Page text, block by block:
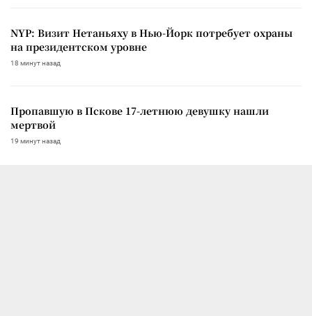
NYP: Визит Нетаньяху в Нью-Йорк потребует охраны
на президентском уровне
18 минут назад
Пропавшую в Пскове 17-летнюю девушку нашли
мертвой
19 минут назад